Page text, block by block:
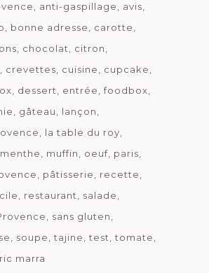
anti-gaspillage
avis
bonne adresse
carotte
chocolat
citron
crevettes cuisine
cupcake
dessert entrée
foodbox
gâteau
lançon
la table du roy
menthe muffin oeuf paris
pâtisserie
recette
restaurant
salade
sans gluten
soupe tajine test
tomate
marra